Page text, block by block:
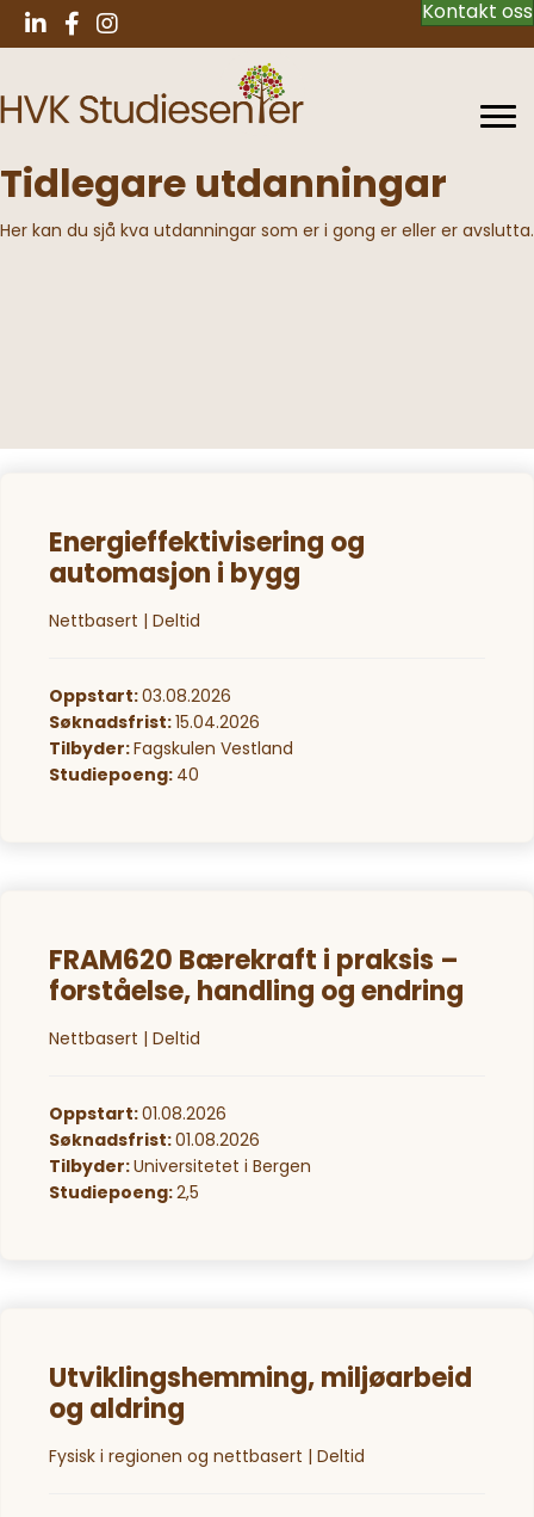
Kontakt oss
Tidlegare utdanningar
Her kan du sjå kva utdanningar som er i gong er eller er avslutta.
Energieffektivisering og
automasjon i bygg
Nettbasert | Deltid
Oppstart:03.08.2026
Søknadsfrist:15.04.2026
Tilbyder:Fagskulen Vestland
Studiepoeng: 40
FRAM620 Bærekraft i praksis –
forståelse, handling og endring
Nettbasert | Deltid
Oppstart:01.08.2026
Søknadsfrist:01.08.2026
Tilbyder:Universitetet i Bergen
Studiepoeng:2,5
Utviklingshemming, miljøarbeid
og aldring
Fysisk i regionen og nettbasert | Deltid